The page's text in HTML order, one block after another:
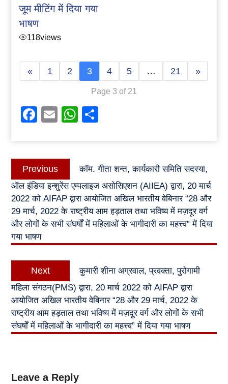
जूम मीटिंग में दिया गया
भाषण
118views
« 1 2 3 4 5 … 21 »
Page 3 of 21
Facebook
EmailWhatsApp
Post
navigation
Previous
Previous
post:
कॉम. गीता शन्त, कार्यकारी समिति सदस्या,
ऑल इंडिया इन्शुरेंस एम्पलाइज असोसिएशन (AIIEA) द्वारा, 20 मार्च
2022 को AIFAP द्वारा आयोजित अखिल भारतीय वेबिनार “28 और
29 मार्च, 2022 के राष्ट्रीय आम हड़ताल तथा भविष्य में मज़दूर वर्ग
और लोगों के सभी संघर्षों में महिलाओं के भागीदारी का महत्त्व” में दिया
गया भाषण
Next
Next
post:
कुमारी शीना अग्रवाल, प्रवक्ता, पुरोगामी
महिला संगठन(PMS) द्वारा, 20 मार्च 2022 को AIFAP द्वारा
आयोजित अखिल भारतीय वेबिनार “28 और 29 मार्च, 2022 के
राष्ट्रीय आम हड़ताल तथा भविष्य में मज़दूर वर्ग और लोगों के सभी
संघर्षों में महिलाओं के भागीदारी का महत्त्व” में दिया गया भाषण
Leave a Reply